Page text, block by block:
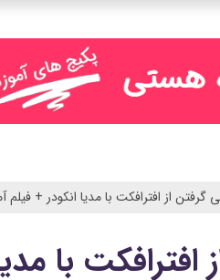
از افترافکت با مدیا انکودر + فیلم
با